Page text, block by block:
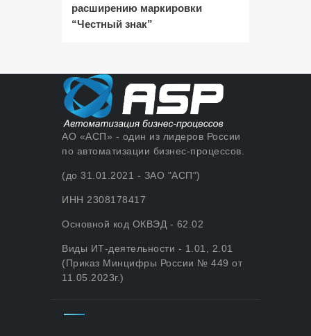
расширению маркировки
“Честный знак”
АО «АСП» - один из лидеров России
по автоматизации бизнес-процессов.
(до 31.01.2021 - ЗАО "АСП")
ИНН 2308178417
Основной код ОКВЭД - 62.02
Виды ИТ-деятельности - 1.01, 2.01
(Приказ Минцифры России № 449 от
11.05.2023г.)